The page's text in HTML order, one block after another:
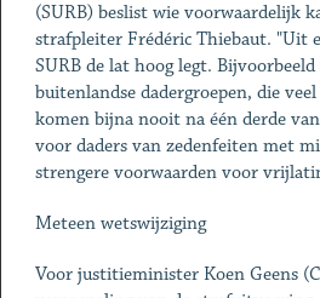
(SURB) beslist wie voorwaardelijk
strafpleiter Frédéric Thiebaut. "Uit
SURB de lat hoog legt.
buitenlandse dadergroepen, die
komen bijna nooit na één derde
voor daders van zedenfeiten met
strengere voorwaarden voor
Meteen wetswijziging
Voor justitieminister Koen Geens